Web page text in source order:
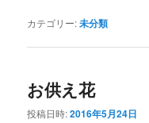
カテゴリー:未分類
お供え花
投稿日時:2016年5月24日